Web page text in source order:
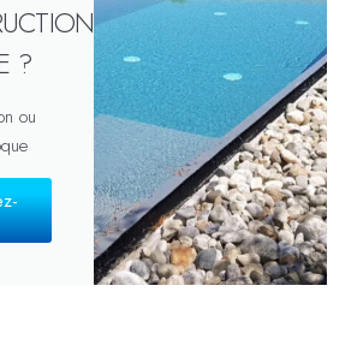
?
ou